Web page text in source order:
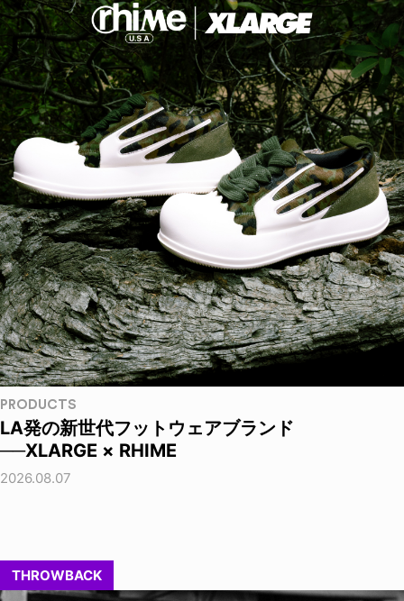
PRODUCTS
LA発の新世代フットウェアブランド
──XLARGE × RHIME
2026.08.07
THROWBACK